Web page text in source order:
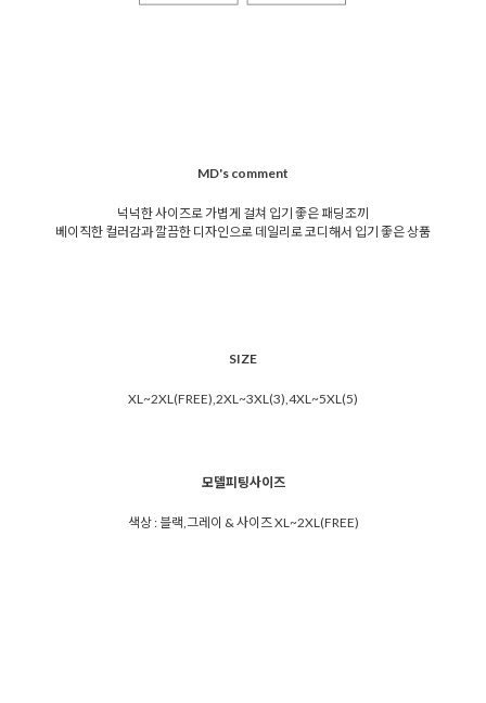
MD's comment
넉넉한 사이즈로 가볍게 걸쳐 입기 좋은 패딩조끼
베이직한 컬러감과 깔끔한 디자인으로 데일리로 코디해서 입기 좋은 상품
SIZE
XL~2XL(FREE),2XL~3XL(3),4XL~5XL(5)
모델피팅사이즈
색상 : 블랙,그레이 & 사이즈 XL~2XL(FREE)